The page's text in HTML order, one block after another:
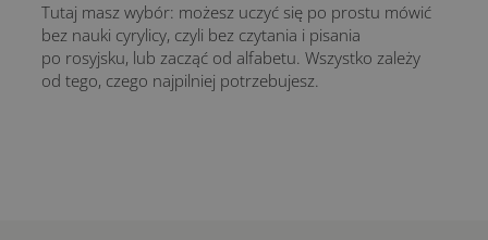
Tutaj masz wybór: możesz uczyć się po prostu mówić
bez nauki cyrylicy, czyli bez czytania i pisania
po rosyjsku, lub zacząć od alfabetu. Wszystko zależy
od tego, czego najpilniej potrzebujesz.